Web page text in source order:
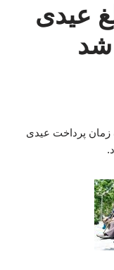
عیدی
شد
زمان پرداخت عیدی